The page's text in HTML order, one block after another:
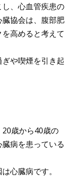
、心血管疾患の
協会は、腹部肥
高めると考えて
や喫煙を引き起
歳から40歳の
病を患っている
心臓病です。